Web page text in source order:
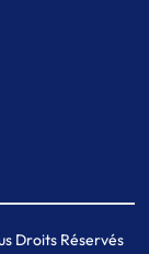
Droits Réservés